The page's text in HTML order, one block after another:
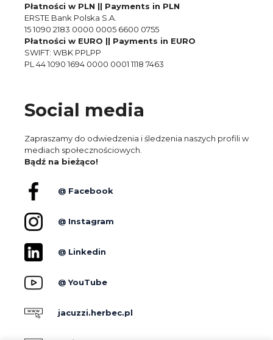
Płatności w PLN || Payments in PLN
ERSTE Bank Polska S.A.
15 1090 2183 0000 0005 6600 0755
Płatności w EURO || Payments in EURO
SWIFT: WBK PPLPP
PL 44 1090 1694 0000 0001 1118 7463
Social media
Zapraszamy do odwiedzenia i śledzenia naszych profili w
mediach społecznościowych.
Bądź na bieżąco!
@ Facebook
@ Instagram
@ Linkedin
@ YouTube
jacuzzi.herbec.pl